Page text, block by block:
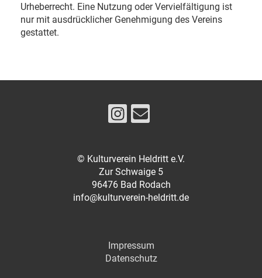
Urheberrecht. Eine Nutzung oder Vervielfältigung ist
nur mit ausdrücklicher Genehmigung des Vereins
gestattet.
© Kulturverein Heldritt e.V.
Zur Schwaige 5
96476 Bad Rodach
info@kulturverein-heldritt.de
Impressum
Datenschutz